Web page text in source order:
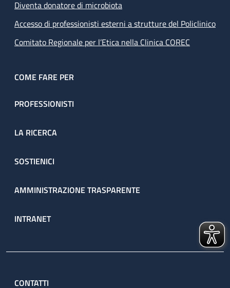
Diventa donatore di microbiota
Accesso di professionisti esterni a strutture del Policlinico
Comitato Regionale per l’Etica nella Clinica COREC
COME FARE PER
PROFESSIONISTI
LA RICERCA
SOSTIENICI
AMMINISTRAZIONE TRASPARENTE
INTRANET
CONTATTI